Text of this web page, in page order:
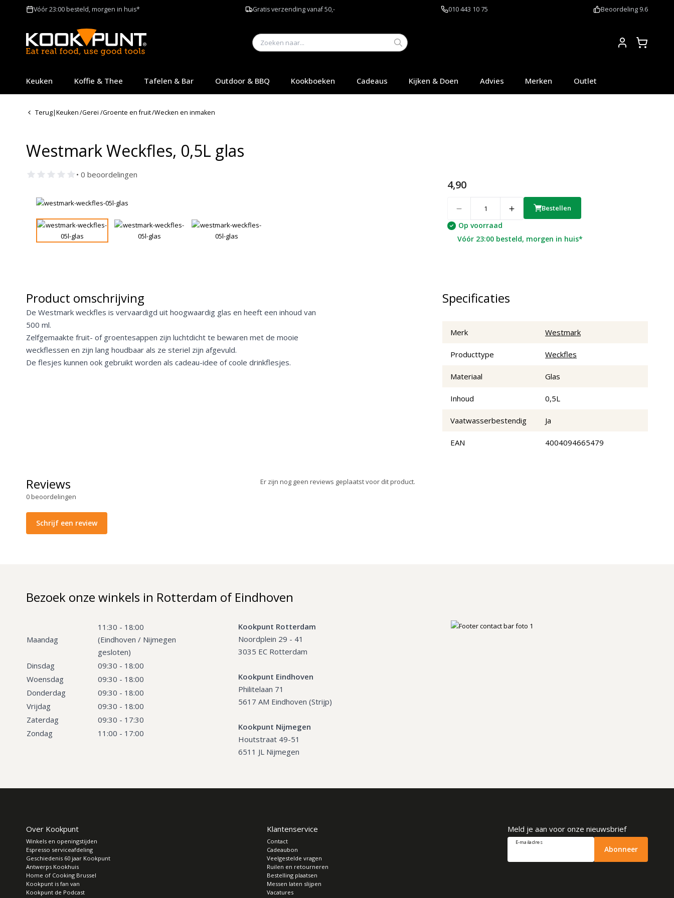
Vóór 23:00 besteld, morgen in huis* Gratis verzending vanaf 50,- 010 443 10 75 Beoordeling 9.6
Keuken Koffie & Thee Tafelen & Bar Outdoor & BBQ Kookboeken Cadeaus Kijken & Doen Advies Merken Outlet
Terug|Keuken/Gerei /Groente en fruit/Wecken en inmaken
Westmark Weckfles, 0,5L glas
• 0 beoordelingen
4,90
Bestellen
Op voorraad
Vóór 23:00 besteld, morgen in huis*
Product omschrijving
De Westmark weckfles is vervaardigd uit hoogwaardig glas en heeft een inhoud van
500 ml.
Zelfgemaakte fruit- of groentesappen zijn luchtdicht te bewaren met de mooie
weckflessen en zijn lang houdbaar als ze steriel zijn afgevuld.
De flesjes kunnen ook gebruikt worden als cadeau-idee of coole drinkflesjes.
Specificaties
Merk Westmark
Producttype Weckfles
Materiaal Glas
Inhoud 0,5L
Vaatwasserbestendig Ja
EAN 4004094665479
Reviews
0beoordelingen
Schrijf een review
Er zijn nog geen reviews geplaatst voor dit product.
Bezoek onze winkels in Rotterdam of Eindhoven
Maandag
11:30 - 18:00
(Eindhoven / Nijmegen
gesloten)
Dinsdag
09:30 - 18:00
Woensdag
09:30 - 18:00
Donderdag
09:30 - 18:00
Vrijdag
09:30 - 18:00
Zaterdag
09:30 - 17:30
Zondag
11:00 - 17:00
Kookpunt Rotterdam
Noordplein 29 - 41
3035 EC Rotterdam
Kookpunt Eindhoven
Philitelaan 71
5617 AM Eindhoven (Strijp)
Kookpunt Nijmegen
Houtstraat 49-51
6511 JL Nijmegen
Over Kookpunt
Winkels en openingstijden
Espresso serviceafdeling
Geschiedenis 60 jaar Kookpunt
Antwerps Kookhuis
Home of Cooking Brussel
Kookpunt is fan van
Kookpunt de Podcast
Klantenservice
Contact
Cadeaubon
Veelgestelde vragen
Ruilen en retourneren
Bestelling plaatsen
Messen laten slijpen
Vacatures
Meld je aan voor onze nieuwsbrief
E-mailadres
Abonneer